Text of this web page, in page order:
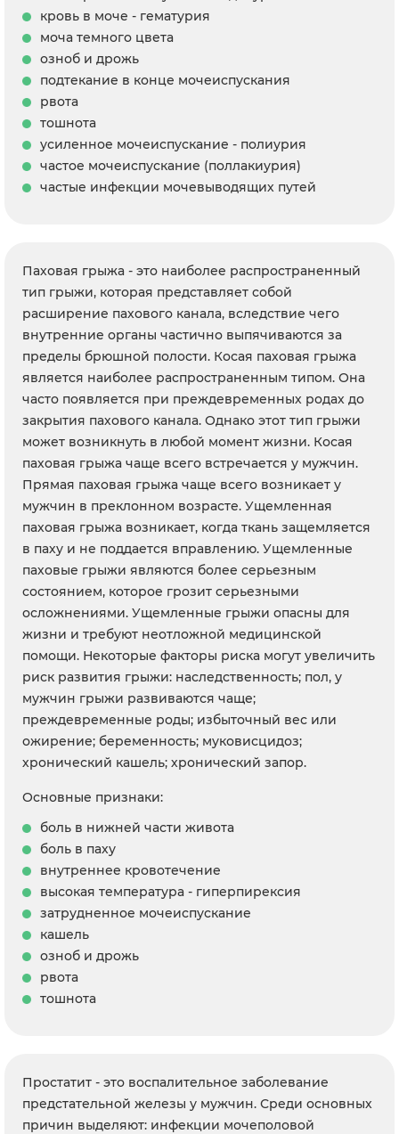
кровь в моче - гематурия
моча темного цвета
озноб и дрожь
подтекание в конце мочеиспускания
рвота
тошнота
усиленное мочеиспускание - полиурия
частое мочеиспускание (поллакиурия)
частые инфекции мочевыводящих путей
Паховая грыжа - это наиболее распространенный
тип грыжи, которая представляет собой
расширение пахового канала, вследствие чего
внутренние органы частично выпячиваются за
пределы брюшной полости. Косая паховая грыжа
является наиболее распространенным типом. Она
часто появляется при преждевременных родах до
закрытия пахового канала. Однако этот тип грыжи
может возникнуть в любой момент жизни. Косая
паховая грыжа чаще всего встречается у мужчин.
Прямая паховая грыжа чаще всего возникает у
мужчин в преклонном возрасте. Ущемленная
паховая грыжа возникает, когда ткань защемляется
в паху и не поддается вправлению. Ущемленные
паховые грыжи являются более серьезным
состоянием, которое грозит серьезными
осложнениями. Ущемленные грыжи опасны для
жизни и требуют неотложной медицинской
помощи. Некоторые факторы риска могут увеличить
риск развития грыжи: наследственность; пол, у
мужчин грыжи развиваются чаще;
преждевременные роды; избыточный вес или
ожирение; беременность; муковисцидоз;
хронический кашель; хронический запор.
Основные признаки:
боль в нижней части живота
боль в паху
внутреннее кровотечение
высокая температура - гиперпирексия
затрудненное мочеиспускание
кашель
озноб и дрожь
рвота
тошнота
Простатит - это воспалительное заболевание
предстательной железы у мужчин. Среди основных
причин выделяют: инфекции мочеполовой